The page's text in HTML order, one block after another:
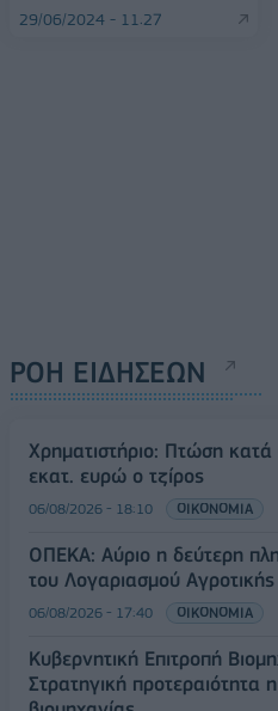
29/06/2024 - 11:27
ΡΟΗ ΕΙΔΗΣΕΩΝ
Χρηματιστήριο: Πτώση
εκατ. ευρώ ο τζίρος
06/08/2026 - 18:10 ΟΙΚΟΝΟΜΙΑ
ΟΠΕΚΑ: Αύριο η δεύτερη
του Λογαριασμού Αγροτικής
06/08/2026 - 17:40 ΟΙΚΟΝΟΜΙΑ
Κυβερνητική Επιτροπή
Στρατηγική προτεραιότητα